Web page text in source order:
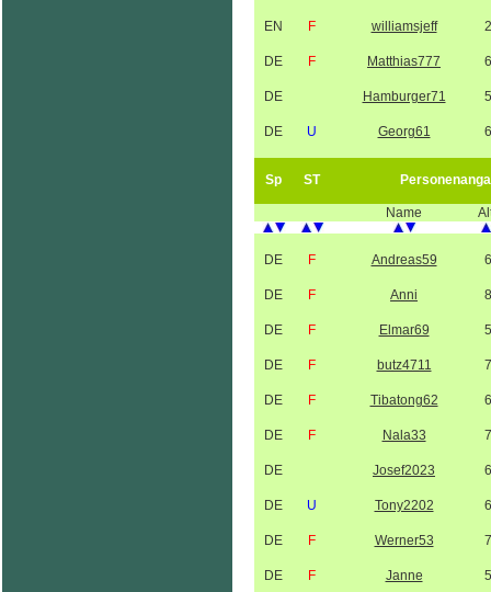
EN F williamsjeff
DE F Matthias777
DE Hamburger71
DE U Georg61
Sp ST
Name
DE F Andreas59
DE F Anni
DE F Elmar69
DE F butz4711
DE F Tibatong62
DE F Nala33
DE Josef2023
DE U Tony2202
DE F Werner53
DE F Janne